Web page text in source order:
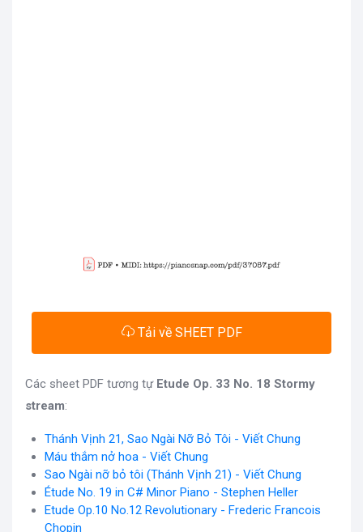
Tải về SHEET PDF
Các sheet PDF tương tự Etude Op. 33 No. 18 Stormy
stream:
Thánh Vịnh 21, Sao Ngài Nỡ Bỏ Tôi - Viết Chung
Máu thắm nở hoa - Viết Chung
Sao Ngài nỡ bỏ tôi (Thánh Vịnh 21) - Viết Chung
Étude No. 19 in C# Minor Piano - Stephen Heller
Etude Op.10 No.12 Revolutionary - Frederic Francois
Chopin